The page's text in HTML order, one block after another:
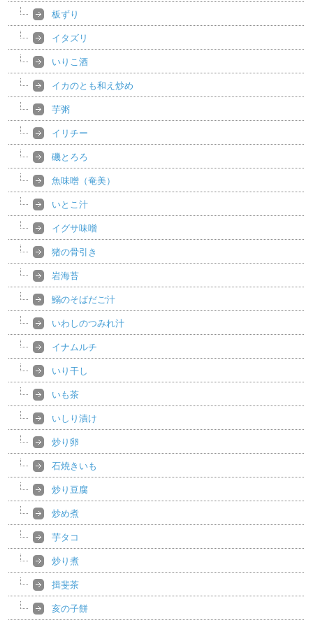
板ずり
イタズリ
いりこ酒
イカのとも和え炒め
芋粥
イリチー
磯とろろ
魚味噌（奄美）
いとこ汁
イグサ味噌
猪の骨引き
岩海苔
鰯のそばだご汁
いわしのつみれ汁
イナムルチ
いり干し
いも茶
いしり漬け
炒り卵
石焼きいも
炒り豆腐
炒め煮
芋タコ
炒り煮
揖斐茶
亥の子餅